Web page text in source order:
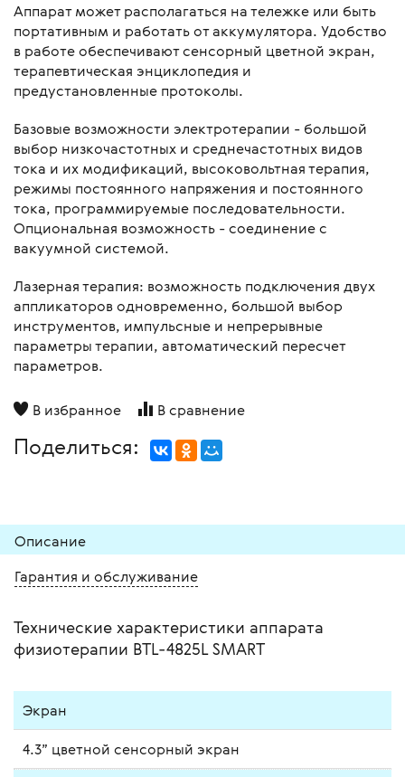
Аппарат может располагаться на тележке или быть
портативным и работать от аккумулятора. Удобство
в работе обеспечивают сенсорный цветной экран,
терапевтическая энциклопедия и
предустановленные протоколы.
Базовые возможности электротерапии - большой
выбор низкочастотных и среднечастотных видов
тока и их модификаций, высоковольтная терапия,
режимы постоянного напряжения и постоянного
тока, программируемые последовательности.
Опциональная возможность - соединение с
вакуумной системой.
Лазерная терапия: возможность подключения двух
аппликаторов одновременно, большой выбор
инструментов, импульсные и непрерывные
параметры терапии, автоматический пересчет
параметров.
В избранное В сравнение
Поделиться:
Описание
Гарантия и обслуживание
Технические характеристики аппарата
физиотерапии BTL-4825L SMART
Экран
4.3” цветной сенсорный экран